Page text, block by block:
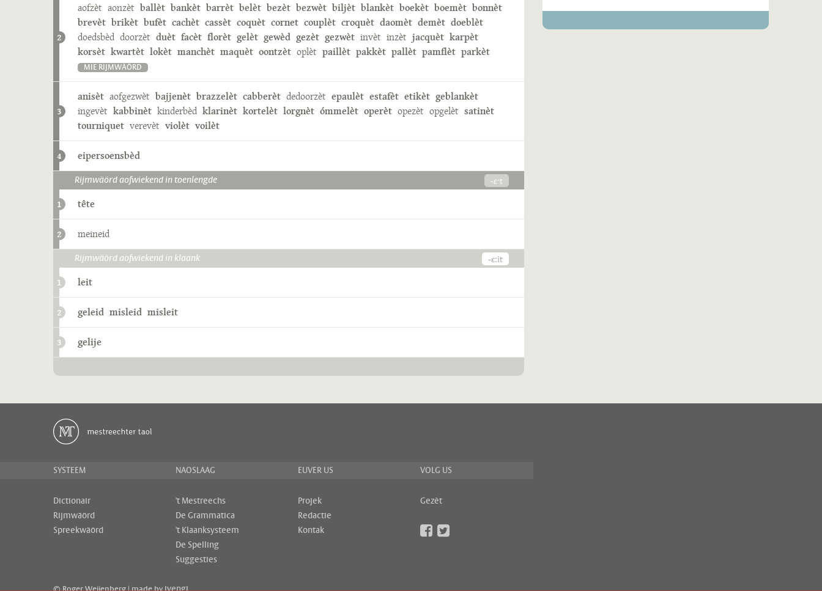
2
aofzèt aonzèt ballèt bankèt barrèt belèt bezèt bezwèt biljèt blankèt boekèt boemèt bonnèt
brevèt brikèt bufèt cachèt cassèt coquèt cornet couplèt croquèt daomèt demèt doeblèt
doedsbèd doorzèt duèt facèt florèt gelèt gewèd gezèt gezwèt invèt inzèt jacquèt karpèt
korsèt kwartèt lokèt manchèt maquèt oontzèt oplèt paillèt pakkèt pallèt pamflèt parkèt
MIE RIJMWÄÖRD
3
anisèt aofgezwèt bajjenèt brazzelèt cabberèt dedoorzèt epaulèt estafèt etikèt geblankèt
ingevèt kabbinèt kinderbèd klarinèt kortelèt lorgnèt ómmelèt operèt opezèt opgelèt satinèt
tourniquet verevèt violèt voilèt
4 eipersoensbèd
Rijmwäörd aofwiekend in toenlengde -ɛˑt
1 tête
2 meineid
Rijmwäörd aofwiekend in klaank -ɛːit
1 leit
2 geleid misleid misleit
3 gelije
SYSTEEM
Dictionair
Rijmwäörd
Spreekwäörd
NAOSLAAG
't Mestreechs
De Grammatica
't Klaanksysteem
De Spelling
Suggesties
EUVER US
Projek
Redactie
Kontak
VOLG US
Gezèt